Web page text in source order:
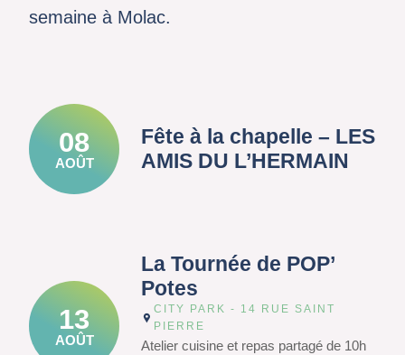
semaine à Molac.
08
AOÛT
Fête à la chapelle – LES
AMIS DU L’HERMAIN
13
AOÛT
La Tournée de POP’
Potes
CITY PARK - 14 RUE SAINT
PIERRE
Atelier cuisine et repas partagé de 10h